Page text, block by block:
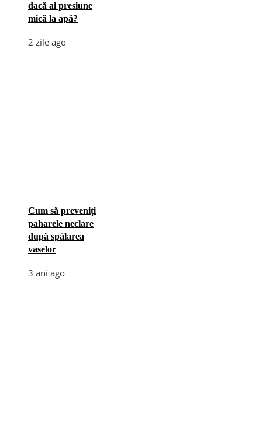
dacă ai presiune
mică la apă?
2 zile ago
Cum să preveniți
paharele neclare
după spălarea
vaselor
3 ani ago